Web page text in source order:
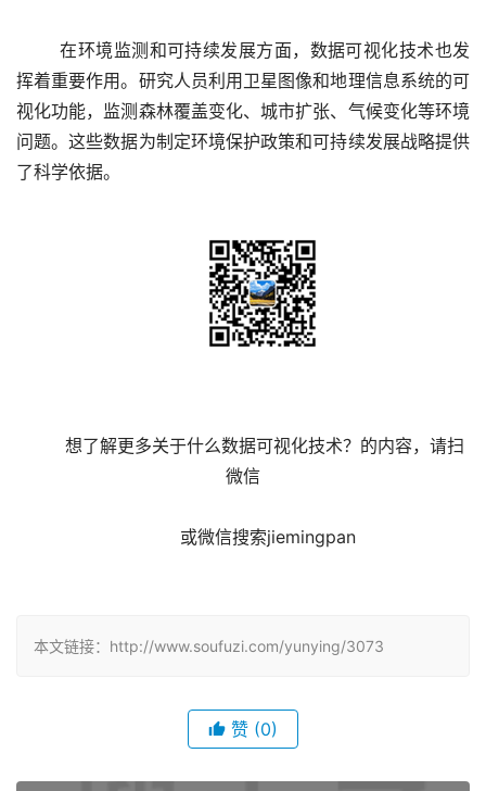
	在环境监测和可持续发展方面，数据可视化技术也发
挥着重要作用。研究人员利用卫星图像和地理信息系统的可
视化功能，监测森林覆盖变化、城市扩张、气候变化等环境
问题。这些数据为制定环境保护政策和可持续发展战略提供
微信
本文链接：http://www.soufuzi.com/yunying/3073
赞 (0)